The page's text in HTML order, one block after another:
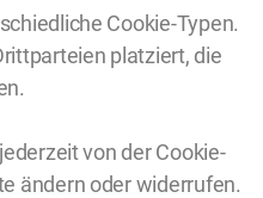
Cookie-Typen.
platziert, die
von der Cookie-
ändern oder widerrufen.